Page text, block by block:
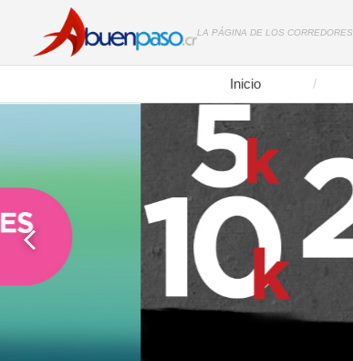
LA PÁGINA DE LOS CORREDORES
Inicio